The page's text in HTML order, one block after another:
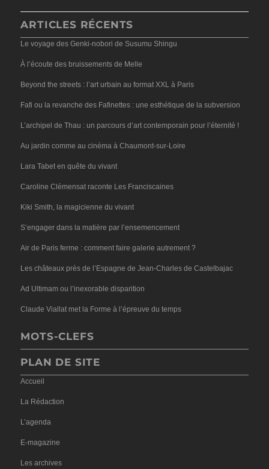
ARTICLES RÉCENTS
Le voyage des Genki-nobori de Susumu Shingu
À l’écoute des bruissements de Melle
Beyond the streets : l’art urbain au format XXL à Paris
Fafi ou la revanche des Fafinettes : une esthétique de la subversion
L’archipel de Thau : un parcours d’art contemporain pour l’éternité !
Au jardin comme au cinéma à Chaumont-sur-Loire
Lara Tabet en quête du vivant
Caroline Clémensat raconte Les Franciscaines
Kiki Smith, la magicienne du vivant
S’engager dans la matière par l’ensemencement
Air de Paris ferme : comment faire galerie autrement ?
Les châteaux près de l’Espagne de Jean-Charles de Castelbajac
Ad Ultimam ou l’inexorable disparition
Claude Viallat met la Forme à l’épreuve du temps
MOTS-CLEFS
PLAN DE SITE
Accueil
La Rédaction
L’agenda
E-magazine
Les archives